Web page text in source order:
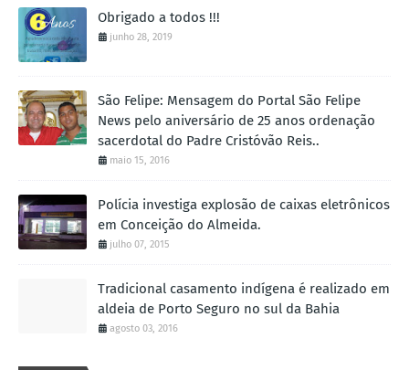
Obrigado a todos !!!
junho 28, 2019
São Felipe: Mensagem do Portal São Felipe
News pelo aniversário de 25 anos ordenação
sacerdotal do Padre Cristóvão Reis..
maio 15, 2016
Polícia investiga explosão de caixas eletrônicos
em Conceição do Almeida.
julho 07, 2015
Tradicional casamento indígena é realizado em
aldeia de Porto Seguro no sul da Bahia
agosto 03, 2016